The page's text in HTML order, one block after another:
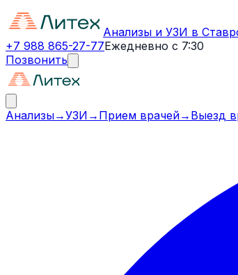
Анализы и УЗИ в
+7 988 865-27-77Ежедневно с 7:30
Позвонить
Анализы→УЗИ → Прием врачей→ Выезд